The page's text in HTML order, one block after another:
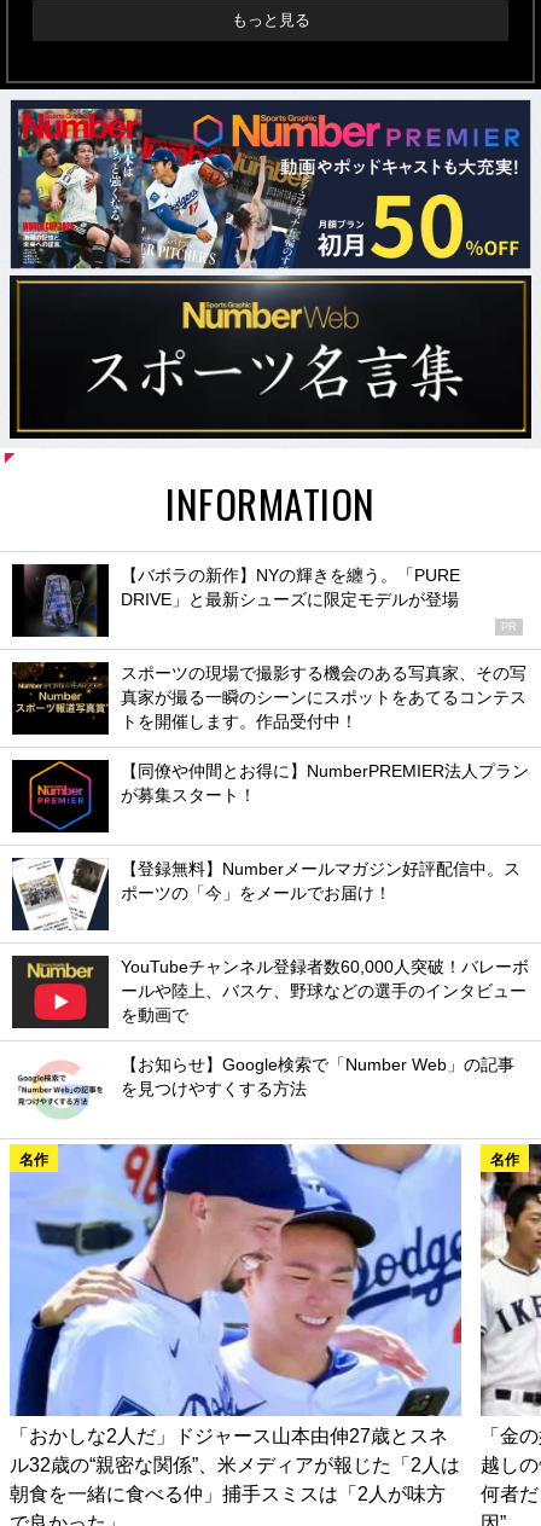
もっと見る
INFORMATION
【バボラの新作】NYの輝きを纏う。「PURE
DRIVE」と最新シューズに限定モデルが登場
PR
スポーツの現場で撮影する機会のある写真家、その写
真家が撮る一瞬のシーンにスポットをあてるコンテス
トを開催します。作品受付中！
【同僚や仲間とお得に】NumberPREMIER法人プラン
が募集スタート！
【登録無料】Numberメールマガジン好評配信中。ス
ポーツの「今」をメールでお届け！
YouTubeチャンネル登録者数60,000人突破！バレーボ
ールや陸上、バスケ、野球などの選手のインタビュー
を動画で
【お知らせ】Google検索で「Number Web」の記事
を見つけやすくする方法
名作
「おかしな2人だ」ドジャース山本由伸27歳とスネ
ル32歳の“親密な関係”、米メディアが報じた「2人は
朝食を一緒に食べる仲」捕手スミスは「2人が味方
名作
「金
越し
何者